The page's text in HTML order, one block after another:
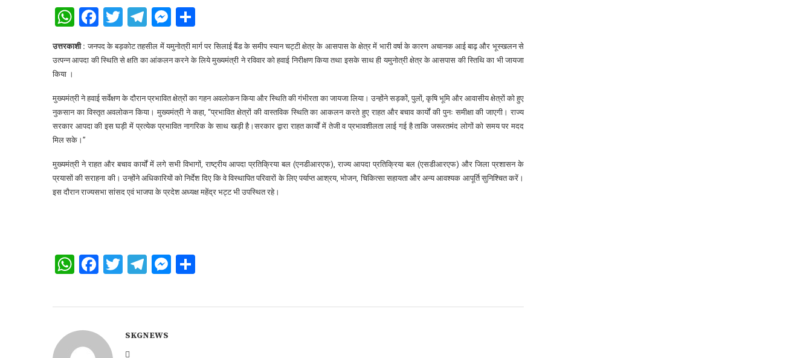
WhatsApp
Facebook
Twitter
Telegram
Messenger
उत्तरकाशी : जनपद के बड़कोट तहसील में यमुनोत्री मार्ग पर सिलाई बैंड के समीप स्यान चट्टी क्षेत्र के आसपास के क्षेत्र में भारी वर्षा के कारण अचानक आई बाढ़ और भूस्खलन से
उत्पन्न आपदा की स्थिति से क्षति का आंकलन करने के लिये मुख्यमंत्री ने रविवार को हवाई निरीक्षण किया तथा इसके साथ ही यमुनोत्री क्षेत्र के आसपास की स्तिथि का भी जायजा
किया ।
मुख्यमंत्री ने हवाई सर्वेक्षण के दौरान प्रभावित क्षेत्रों का गहन अवलोकन किया और स्थिति की गंभीरता का जायजा लिया। उन्होंने सड़कों, पुलों, कृषि भूमि और आवासीय क्षेत्रों को हुए
नुकसान का विस्तृत अवलोकन किया। मुख्यमंत्री ने कहा, “प्रभावित क्षेत्रों की वास्तविक स्थिति का आकलन करते हुए राहत और बचाव कार्यों की पुनः समीक्षा की जाएगी। राज्य
सरकार आपदा की इस घड़ी में प्रत्येक प्रभावित नागरिक के साथ खड़ी है।सरकार द्वारा राहत कार्यों में तेजी व प्रभावशीलता लाई गई है ताकि जरूरतमंद लोगों को समय पर मदद
मिल सके।”
मुख्यमंत्री ने राहत और बचाव कार्यों में लगे सभी विभागों, राष्ट्रीय आपदा प्रतिक्रिया बल (एनडीआरएफ), राज्य आपदा प्रतिक्रिया बल (एसडीआरएफ) और जिला प्रशासन के
प्रयासों की सराहना की। उन्होंने अधिकारियों को निर्देश दिए कि वे विस्थापित परिवारों के लिए पर्याप्त आश्रय, भोजन, चिकित्सा सहायता और अन्य आवश्यक आपूर्ति सुनिश्चित करें।
इस दौरान राज्यसभा सांसद एवं भाजपा के प्रदेश अध्यक्ष महेंद्र भट्ट भी उपस्थित रहे।
WhatsApp
Facebook
Twitter
Telegram
Messenger
SKGNEWS